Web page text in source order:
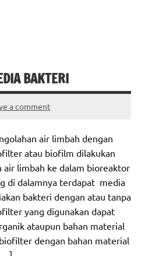
BAKTERI
a comment
air limbah dengan
atau biofilm dilakukan
air limbah ke dalam bioreaktor
di dalamnya terdapat media
bakteri dengan atau tanpa
yang digunakan dapat
ataupun bahan material
dengan bahan material